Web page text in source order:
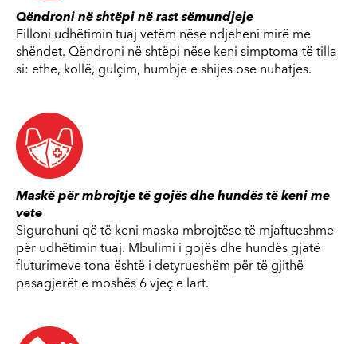
Qëndroni në shtëpi në rast sëmundjeje
Filloni udhëtimin tuaj vetëm nëse ndjeheni mirë me
shëndet. Qëndroni në shtëpi nëse keni simptoma të tilla
si: ethe, kollë, gulçim, humbje e shijes ose nuhatjes.
Maskë për mbrojtje të gojës dhe hundës të keni me
vete
Sigurohuni që të keni maska mbrojtëse të mjaftueshme
për udhëtimin tuaj. Mbulimi i gojës dhe hundës gjatë
fluturimeve tona është i detyrueshëm për të gjithë
pasagjerët e moshës 6 vjeç e lart.